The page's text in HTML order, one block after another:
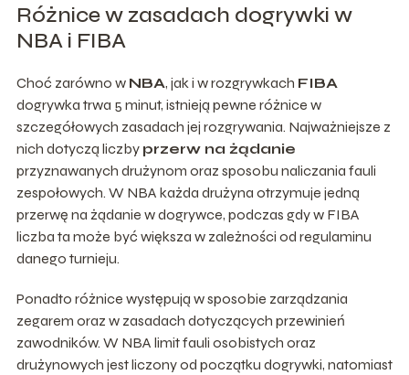
Różnice w zasadach dogrywki w
NBA i FIBA
Choć zarówno w NBA, jak i w rozgrywkach FIBA
dogrywka trwa 5 minut, istnieją pewne różnice w
szczegółowych zasadach jej rozgrywania. Najważniejsze z
nich dotyczą liczby przerw na żądanie
przyznawanych drużynom oraz sposobu naliczania fauli
zespołowych. W NBA każda drużyna otrzymuje jedną
przerwę na żądanie w dogrywce, podczas gdy w FIBA
liczba ta może być większa w zależności od regulaminu
danego turnieju.
Ponadto różnice występują w sposobie zarządzania
zegarem oraz w zasadach dotyczących przewinień
zawodników. W NBA limit fauli osobistych oraz
drużynowych jest liczony od początku dogrywki, natomiast